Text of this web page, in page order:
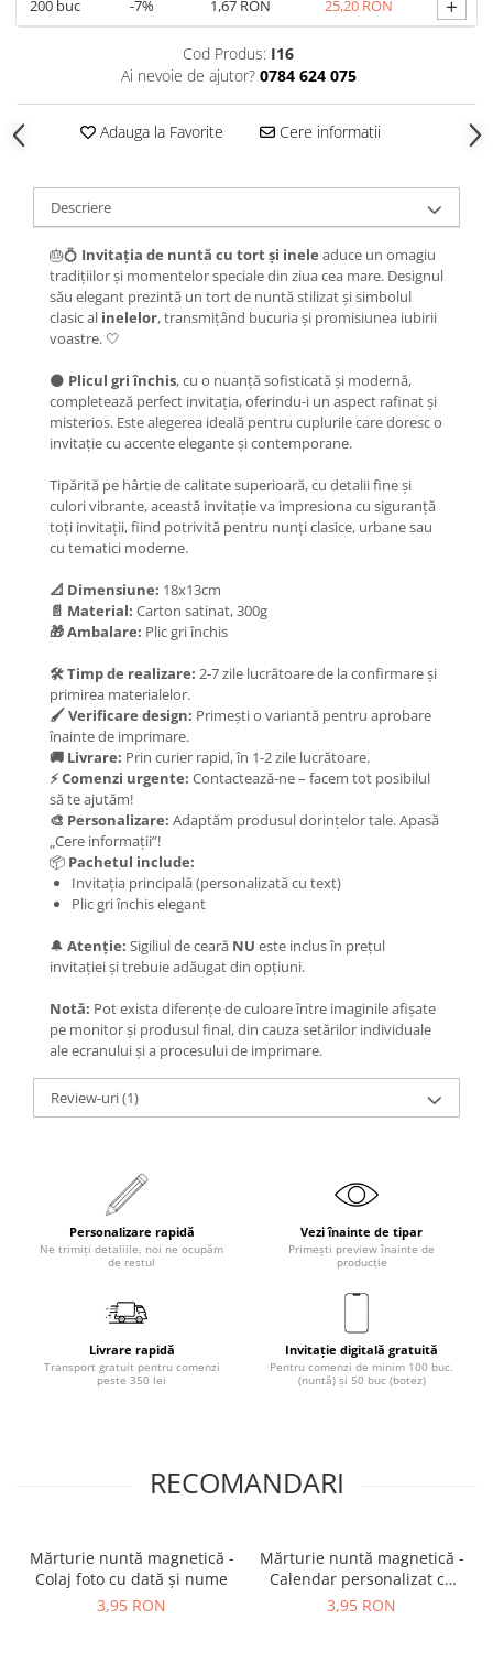
200 buc -7% 1,67 RON 25,20 RON +
Cod Produs: I16
Ai nevoie de ajutor? 0784 624 075
Adauga la Favorite Cere informatii
Descriere
🎂💍 Invitația de nuntă cu tort și inele aduce un omagiu
tradițiilor și momentelor speciale din ziua cea mare. Designul
său elegant prezintă un tort de nuntă stilizat și simbolul
clasic al inelelor, transmițând bucuria și promisiunea iubirii
voastre. 🤍
🌑 Plicul gri închis, cu o nuanță sofisticată și modernă,
completează perfect invitația, oferindu-i un aspect rafinat și
misterios. Este alegerea ideală pentru cuplurile care doresc o
invitație cu accente elegante și contemporane.
Tipărită pe hârtie de calitate superioară, cu detalii fine și
culori vibrante, această invitație va impresiona cu siguranță
toți invitații, fiind potrivită pentru nunți clasice, urbane sau
cu tematici moderne.
📐 Dimensiune: 18x13cm
📄 Material: Carton satinat, 300g
🎁 Ambalare: Plic gri închis
🛠️ Timp de realizare: 2-7 zile lucrătoare de la confirmare și
primirea materialelor.
🖌️ Verificare design: Primești o variantă pentru aprobare
înainte de imprimare.
🚚 Livrare: Prin curier rapid, în 1-2 zile lucrătoare.
⚡ Comenzi urgente: Contactează-ne – facem tot posibilul
să te ajutăm!
🎨 Personalizare: Adaptăm produsul dorințelor tale. Apasă
„Cere informații”!
📦 Pachetul include:
Invitația principală (personalizată cu text)
Plic gri închis elegant
🔔 Atenție: Sigiliul de ceară NU este inclus în prețul
invitației și trebuie adăugat din opțiuni.
Notă: Pot exista diferențe de culoare între imaginile afișate
pe monitor și produsul final, din cauza setărilor individuale
ale ecranului și a procesului de imprimare.
Review-uri(1)
Personalizare rapidă
Ne trimiți detaliile, noi ne ocupăm
de restul
Vezi înainte de tipar
Primești preview înainte de
producție
Livrare rapidă
Transport gratuit pentru comenzi
peste 350 lei
Invitație digitală gratuită
Pentru comenzi de minim 100 buc.
(nuntă) și 50 buc (botez)
RECOMANDARI
Mărturie nuntă magnetică -
Colaj foto cu dată și nume
3,95 RON
Mărturie nuntă magnetică -
Calendar personalizat cu
poză
3,95 RON